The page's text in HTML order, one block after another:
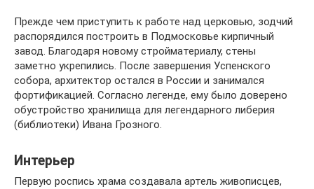
Прежде чем приступить к работе над церковью, зодчий
распорядился построить в Подмосковье кирпичный
завод. Благодаря новому стройматериалу, стены
заметно укрепились. После завершения Успенского
собора, архитектор остался в России и занимался
фортификацией. Согласно легенде, ему было доверено
обустройство хранилища для легендарного либерия
(библиотеки) Ивана Грозного.
Интерьер
Первую роспись храма создавала артель живописцев,